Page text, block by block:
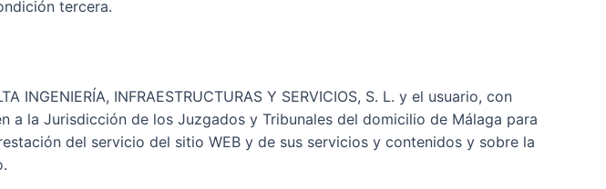
tercera.
INFRAESTRUCTURAS Y SERVICIOS, S. L. y el usuario, con
a la Jurisdicción de los Juzgados y Tribunales del domicilio de Málaga para
del servicio del sitio WEB y de sus servicios y contenidos y sobre la